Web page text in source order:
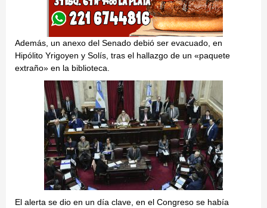
Además, un anexo del Senado debió ser evacuado, en
Hipólito Yrigoyen y Solís, tras el hallazgo de un «paquete
extraño» en la biblioteca.
El alerta se dio en un día clave, en el Congreso se había